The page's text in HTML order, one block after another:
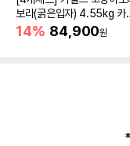
보라(굵은입자) 4.55kg 카
바모래
14% 84,900원